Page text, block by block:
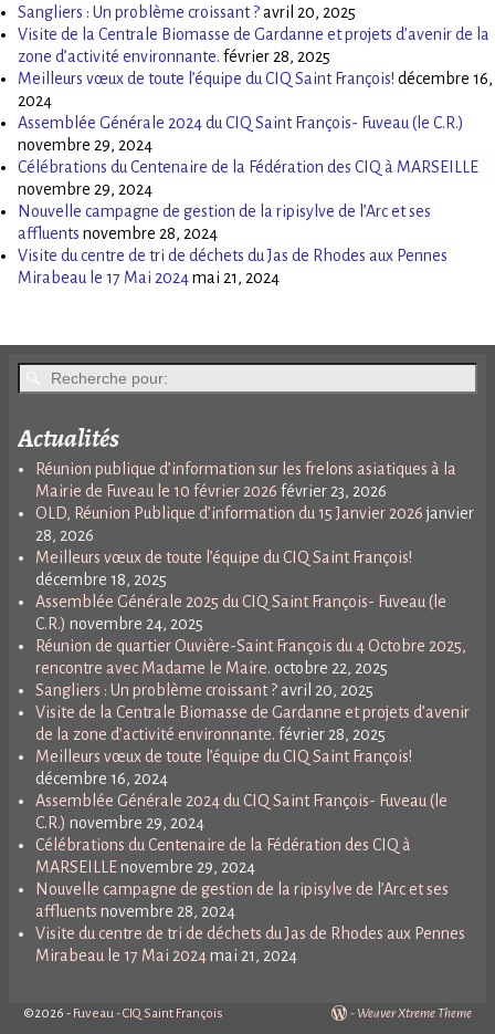
Sangliers : Un problème croissant ?avril 20, 2025
Visite de la Centrale Biomasse de Gardanne et projets d’avenir de la
zone d’activité environnante. février 28, 2025
Meilleurs vœux de toute l’équipe du CIQ Saint François! décembre 16,
2024
Assemblée Générale 2024 du CIQ Saint François- Fuveau (le C.R.)
novembre 29, 2024
Célébrations du Centenaire de la Fédération des CIQ à MARSEILLE
novembre 29, 2024
Nouvelle campagne de gestion de la ripisylve de l’Arc et ses
affluents novembre 28, 2024
Visite du centre de tri de déchets du Jas de Rhodes aux Pennes
Mirabeau le 17 Mai 2024mai 21, 2024
Actualités
Réunion publique d’information sur les frelons asiatiques à la
Mairie de Fuveau le 10 février 2026 février 23, 2026
OLD, Réunion Publique d’information du 15 Janvier 2026 janvier
28, 2026
Meilleurs vœux de toute l’équipe du CIQ Saint François!
décembre 18, 2025
Assemblée Générale 2025 du CIQ Saint François- Fuveau (le
C.R.) novembre 24, 2025
Réunion de quartier Ouvière-Saint François du 4 Octobre 2025,
rencontre avec Madame le Maire. octobre 22, 2025
Sangliers : Un problème croissant ? avril 20, 2025
Visite de la Centrale Biomasse de Gardanne et projets d’avenir
de la zone d’activité environnante. février 28, 2025
Meilleurs vœux de toute l’équipe du CIQ Saint François!
décembre 16, 2024
Assemblée Générale 2024 du CIQ Saint François- Fuveau (le
C.R.) novembre 29, 2024
Célébrations du Centenaire de la Fédération des CIQ à
MARSEILLEnovembre 29, 2024
Nouvelle campagne de gestion de la ripisylve de l’Arc et ses
affluents novembre 28, 2024
Visite du centre de tri de déchets du Jas de Rhodes aux Pennes
Mirabeau le 17 Mai 2024mai 21, 2024
©2026 - Fuveau - CIQ Saint François - Weaver Xtreme Theme